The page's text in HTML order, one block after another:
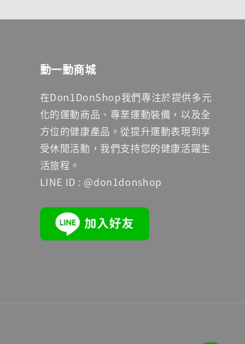
動一動商城
在Don1DonShop我們專注於提供多元
化的運動商品、專業運動裝備，以及全
方位的健康產品。從提升運動表現到享
受休閒活動，我們支持您的健康活躍生
活旅程。
LINE ID : @don1donshop